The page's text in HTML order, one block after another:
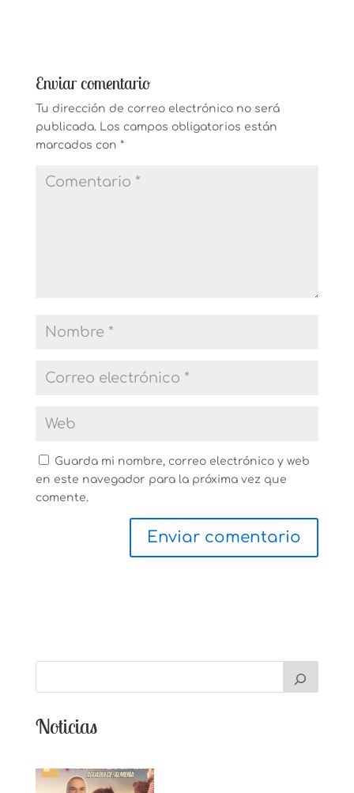
Enviar comentario
Tu dirección de correo electrónico no será
publicada. Los campos obligatorios están
marcados con *
Guarda mi nombre, correo electrónico y web
en este navegador para la próxima vez que
comente.
Noticias